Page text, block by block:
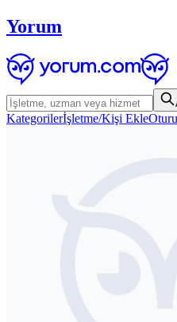
Yorum
Kategorilerİşletme/Kişi Ekle